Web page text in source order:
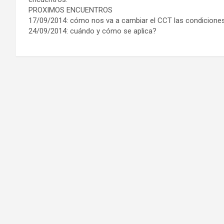
PROXIMOS ENCUENTROS
17/09/2014: cómo nos va a cambiar el CCT las
24/09/2014: cuándo y cómo se aplica?